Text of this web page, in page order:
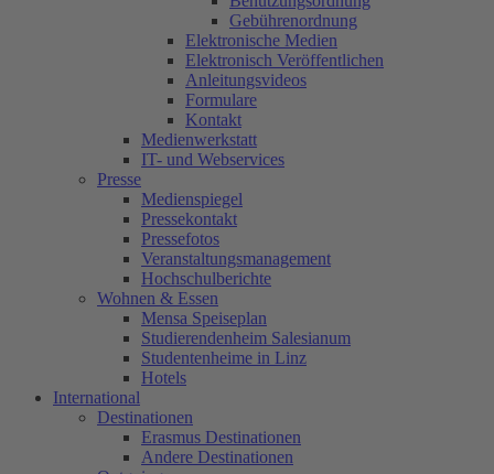
Gebührenordnung
Elektronische Medien
Elektronisch Veröffentlichen
Anleitungsvideos
Formulare
Kontakt
Medienwerkstatt
IT- und Webservices
Presse
Medienspiegel
Pressekontakt
Pressefotos
Veranstaltungsmanagement
Hochschulberichte
Wohnen & Essen
Mensa Speiseplan
Studierendenheim Salesianum
Studentenheime in Linz
Hotels
International
Destinationen
Erasmus Destinationen
Andere Destinationen